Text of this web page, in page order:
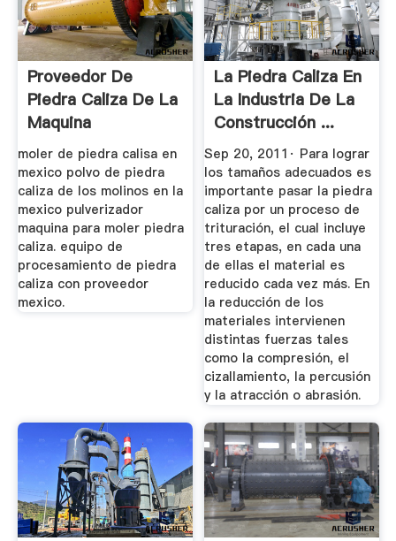
Proveedor De
Piedra Caliza De La
Maquina
Pulverizador De
Polvo
moler de piedra calisa en
mexico polvo de piedra
caliza de los molinos en la
mexico pulverizador
maquina para moler piedra
caliza. equipo de
procesamiento de piedra
caliza con proveedor
mexico.
La Piedra Caliza En
La Industria De La
Construcción ...
Sep 20, 2011· Para lograr
los tamaños adecuados es
importante pasar la piedra
caliza por un proceso de
trituración, el cual incluye
tres etapas, en cada una
de ellas el material es
reducido cada vez más. En
la reducción de los
materiales intervienen
distintas fuerzas tales
como la compresión, el
cizallamiento, la percusión
y la atracción o abrasión.